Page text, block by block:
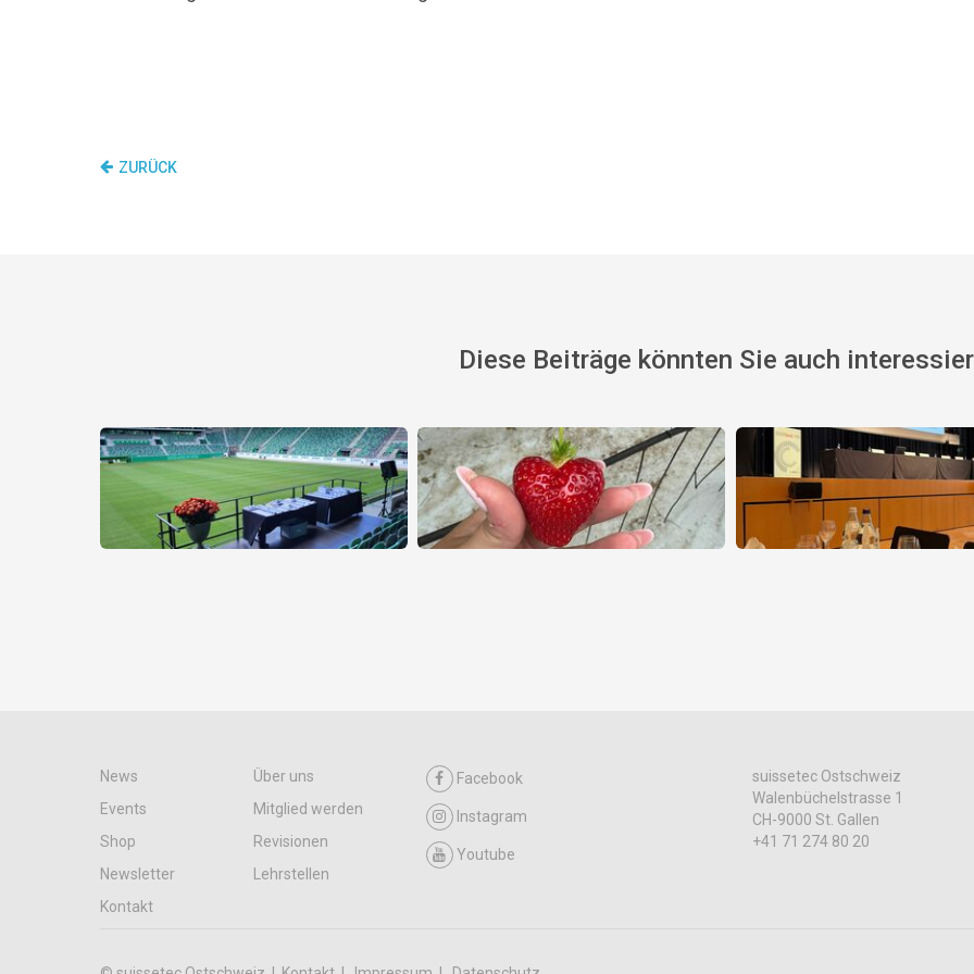
ZURÜCK
Diese Beiträge könnten Sie auch
News
Über uns
Events
Mitglied werden
Shop
Revisionen
Newsletter
Lehrstellen
Kontakt
Facebook
Instagram
Youtube
suissetec Ostschweiz
Walenbüchelstrasse 1
CH-9000 St. Gallen
+41 71 274 80 20